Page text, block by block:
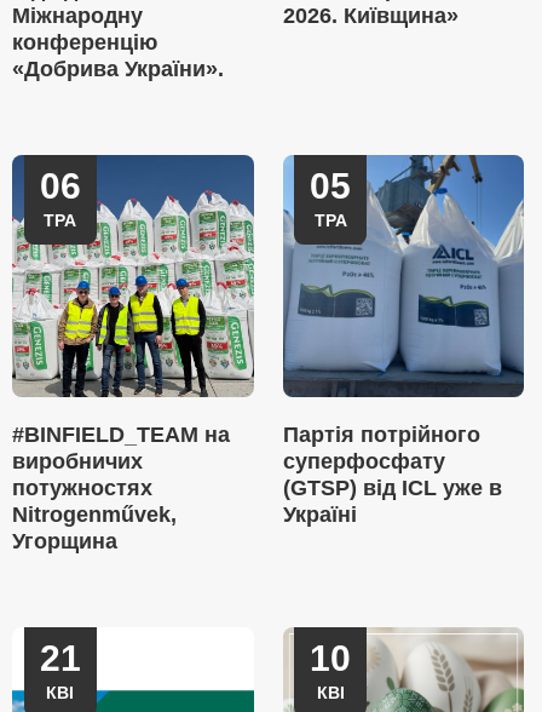
Міжнародну
конференцію
«Добрива України».
2026. Київщина»
06
ТРА
#BINFIELD_TEAM на
виробничих
потужностях
Nitrogenművek,
Угорщина
05
ТРА
Партія потрійного
суперфосфату
(GTSP) від ICL уже в
Україні
21
КВІ
10
КВІ